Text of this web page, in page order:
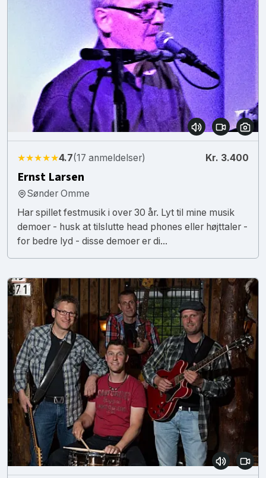
★★★★★4.7(17 anmeldelser) Kr. 3.400
Ernst Larsen
Sønder Omme
Har spillet festmusik i over 30 år. Lyt til mine musik
demoer - husk at tilslutte head phones eller højttaler -
for bedre lyd - disse demoer er di...